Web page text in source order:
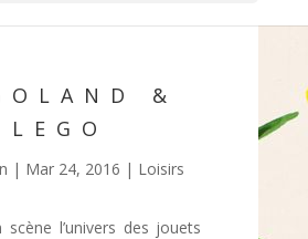
&
LEGO
| Mar 24, 2016 | Loisirs
l’univers des jouets